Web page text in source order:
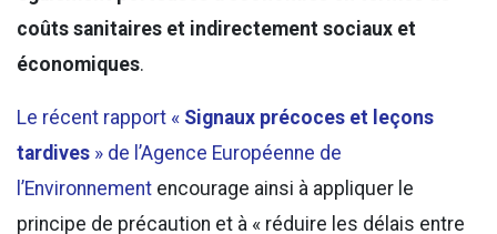
coûts sanitaires et indirectement sociaux et
économiques.
Le récent rapport « Signaux précoces et leçons
tardives » de l’Agence Européenne de
l’Environnement encourage ainsi à appliquer le
principe de précaution et à « réduire les délais entre